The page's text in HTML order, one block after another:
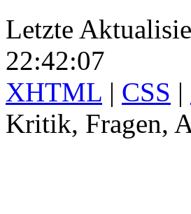
Letzte
22:42:07
XHTML | CSS |
Kritik, Fragen,